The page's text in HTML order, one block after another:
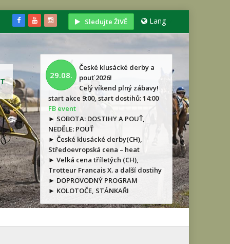
Sledujte ŽIVĚ Lang
29.08.
České klusácké derby a
pouť 2026!
Celý víkend plný zábavy!
start akce 9:00, start dostihů: 14:00
FB event
► SOBOTA: DOSTIHY A POUŤ,
NEDĚLE: POUŤ
► České klusácké derby(CH),
Středoevropská cena – heat
► Velká cena tříletých (CH),
Trotteur Francais X. a další dostihy
► DOPROVODNÝ PROGRAM
► KOLOTOČE, STÁNKAŘI